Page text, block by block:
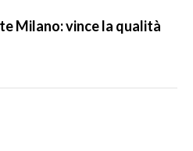
Milano: vince la qualità